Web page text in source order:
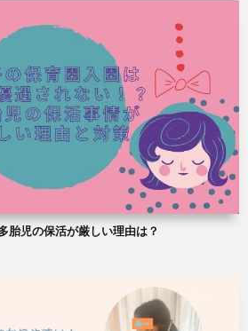
胎児の保活が厳しい理由は？